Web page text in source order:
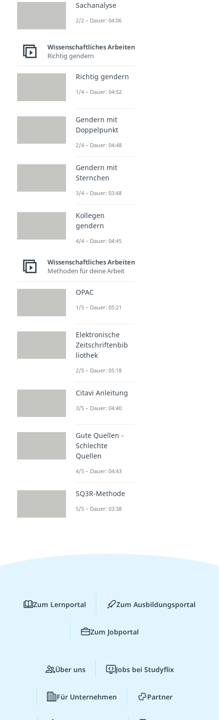
Sachanalyse
2/2 – Dauer: 04:06
Wissenschaftliches Arbeiten
Richtig gendern
Richtig gendern
1/4 – Dauer: 04:52
Gendern mit
Doppelpunkt
2/4 – Dauer: 04:48
Gendern mit
Sternchen
3/4 – Dauer: 03:48
Kollegen
gendern
4/4 – Dauer: 04:45
Wissenschaftliches Arbeiten
Methoden für deine Arbeit
OPAC
1/5 – Dauer: 05:21
Elektronische
Zeitschriftenbib
liothek
2/5 – Dauer: 05:18
Citavi Anleitung
3/5 – Dauer: 04:40
Gute Quellen -
Schlechte
Quellen
4/5 – Dauer: 04:43
SQ3R-Methode
5/5 – Dauer: 03:38
Zum Lernportal Zum Ausbildungsportal
Zum Jobportal
Über uns Jobs bei Studyflix
Für Unternehmen Partner